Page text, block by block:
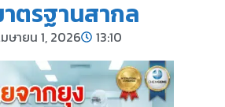
ตรฐานสากล
มษายน 1, 2026 13:10